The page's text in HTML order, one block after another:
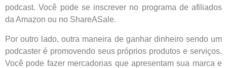
podcast. Você pode se inscrever no programa de afiliados
da Amazon ou no ShareASale.
Por outro lado, outra maneira de ganhar dinheiro sendo um
podcaster é promovendo seus próprios produtos e serviços.
Você pode fazer mercadorias que apresentam sua marca e